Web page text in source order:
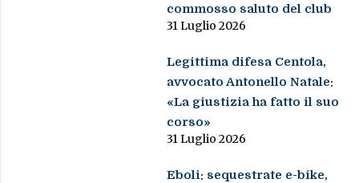
commosso saluto del club
31 Luglio 2026
Legittima difesa Centola,
avvocato Antonello Natale:
«La giustizia ha fatto il suo
corso»
31 Luglio 2026
Eboli: sequestrate e-bike,